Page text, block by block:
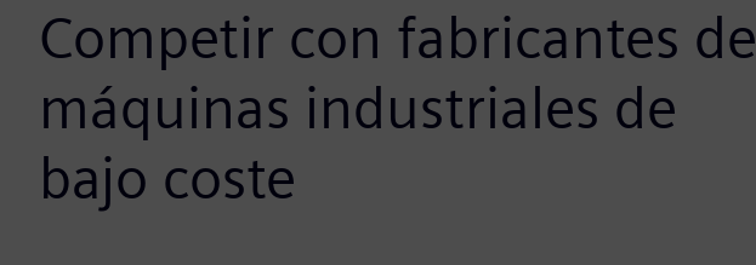
Competir con fabricantes de
máquinas industriales de
bajo coste